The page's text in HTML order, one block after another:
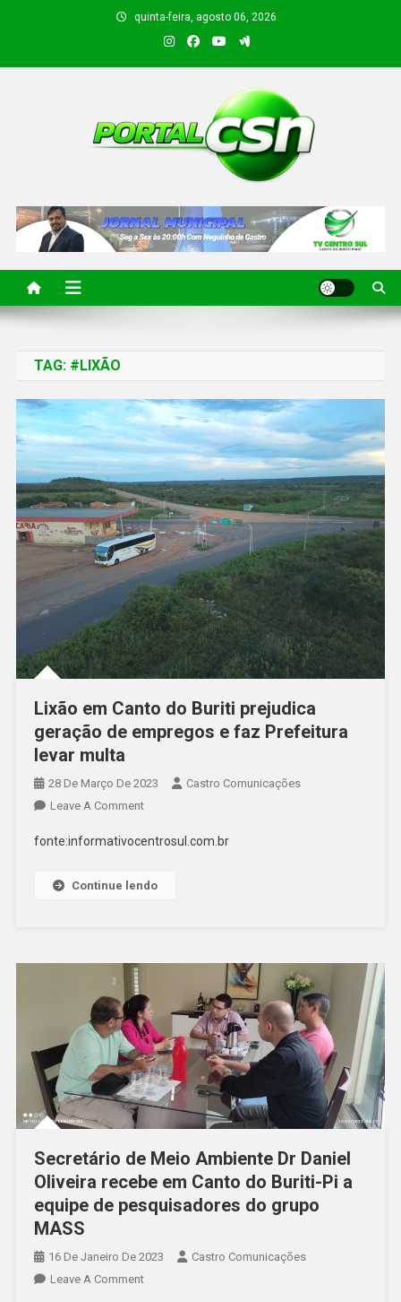
quinta-feira, agosto 06, 2026
PORTAL CSN
TAG: #LIXÃO
Lixão em Canto do Buriti prejudica
geração de empregos e faz Prefeitura
levar multa
28 De Março De 2023
Castro Comunicações
Leave A Comment
fonte:informativocentrosul.com.br
Continue lendo
Secretário de Meio Ambiente Dr Daniel
Oliveira recebe em Canto do Buriti-Pi a
equipe de pesquisadores do grupo
MASS
16 De Janeiro De 2023
Castro Comunicações
Leave A Comment